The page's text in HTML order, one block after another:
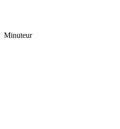
Minuteur